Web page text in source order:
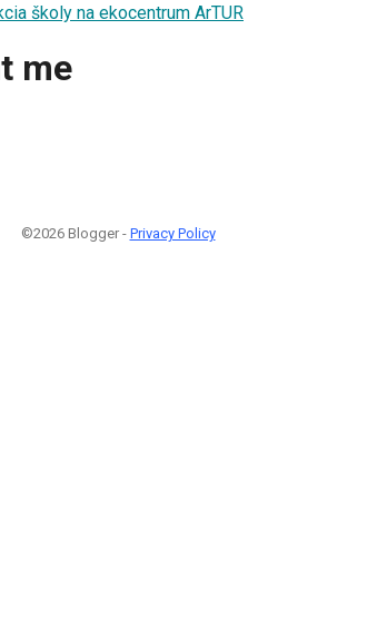
školy na ekocentrum ArTUR
me
©2026 Blogger - Privacy Policy